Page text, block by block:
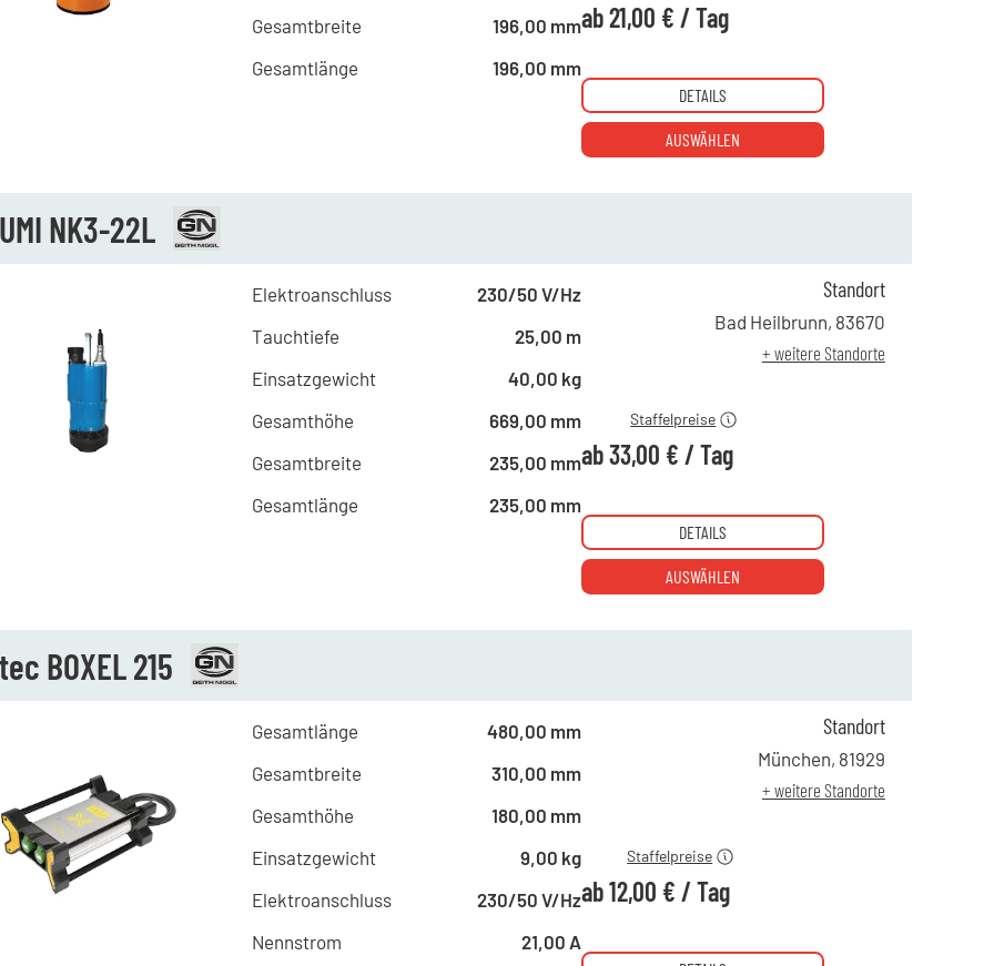
Gesamtbreite
196,00 mm
Gesamtlänge
196,00 mm
ab21,00 € /Tag
DETAILS
AUSWÄHLEN
NK3-22L
Elektroanschluss
230/50 V/Hz
Tauchtiefe
25,00 m
Einsatzgewicht
40,00 kg
Gesamthöhe
669,00 mm
Gesamtbreite
235,00 mm
Gesamtlänge
235,00 mm
49,00 €
ab 4 Tagen
ab 10 Tagen
Staffelpreise
ab33,00 € /Tag
Standort
Bad Heilbrunn, 83670
+ weitere Standorte
DETAILS
AUSWÄHLEN
BOXEL 215
Gesamtlänge
480,00 mm
Gesamtbreite
310,00 mm
Gesamthöhe
180,00 mm
Einsatzgewicht
9,00 kg
Elektroanschluss
230/50 V/Hz
Nennstrom
21,00 A
ab 4 Tagen
ab 10 Tagen
Staffelpreise
ab12,00 € /Tag
Standort
München, 81929
+ weitere Standorte